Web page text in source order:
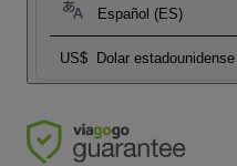
Español (ES)
US$ Dolar estadounidense